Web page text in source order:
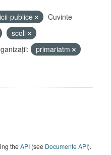
publice
Cuvinte
scoli
primariatm
theAPI (see Documente API).